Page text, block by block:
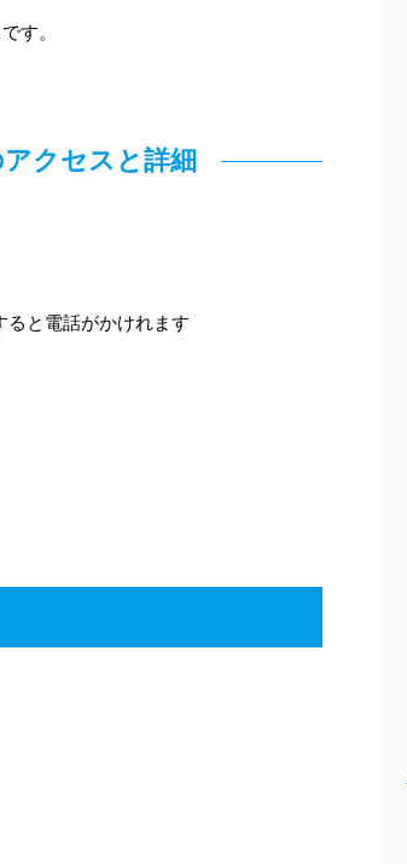
す。
クセスと詳細
と電話がかけれます